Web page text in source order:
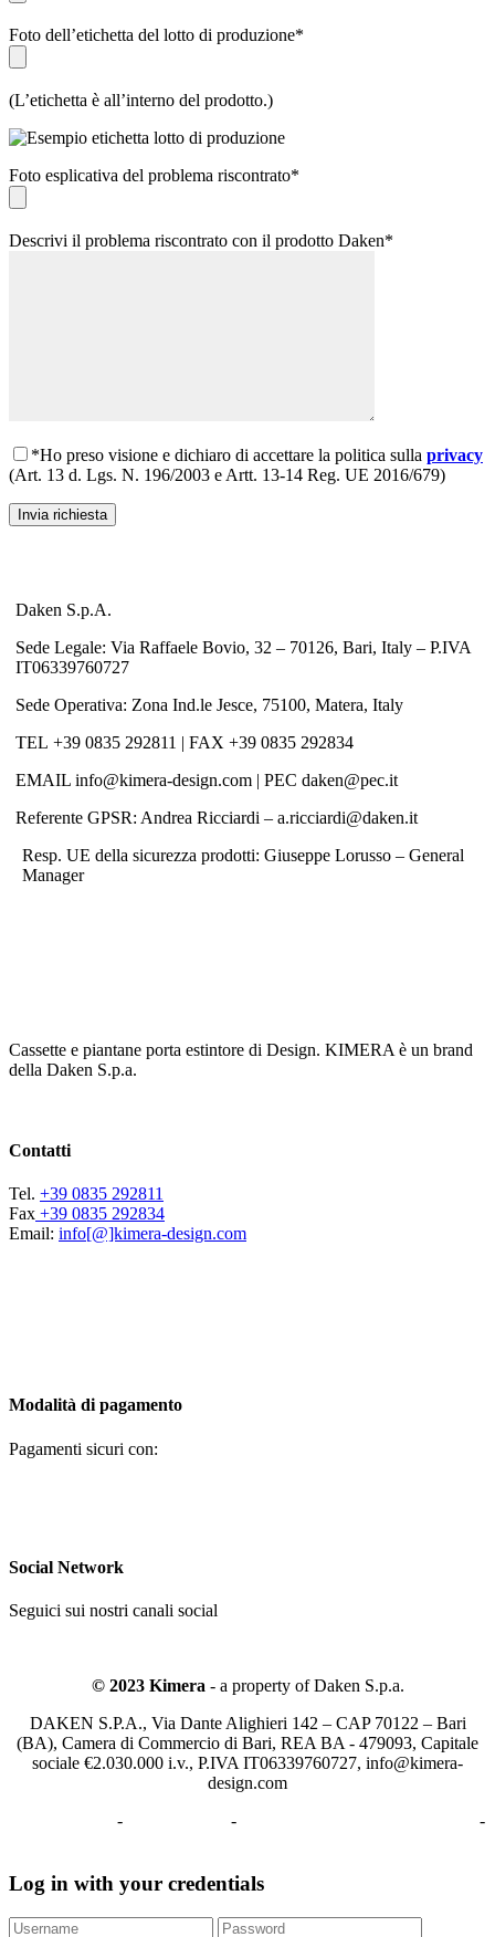
Foto dell’etichetta del lotto di produzione*
(L’etichetta è all’interno del prodotto.)
Foto esplicativa del problema riscontrato*
Descrivi il problema riscontrato con il prodotto Daken*
*Ho preso visione e dichiaro di accettare la politica sulla privacy
(Art. 13 d. Lgs. N. 196/2003 e Artt. 13-14 Reg. UE 2016/679)
Daken S.p.A.
Sede Legale: Via Raffaele Bovio, 32 – 70126, Bari, Italy – P.IVA
IT06339760727
Sede Operativa: Zona Ind.le Jesce, 75100, Matera, Italy
TEL +39 0835 292811 | FAX +39 0835 292834
EMAIL info@kimera-design.com | PEC daken@pec.it
Referente GPSR: Andrea Ricciardi – a.ricciardi@daken.it
Resp. UE della sicurezza prodotti: Giuseppe Lorusso – General
Manager
Cassette e piantane porta estintore di Design. KIMERA è un brand
della Daken S.p.a.
Contatti
Tel. +39 0835 292811
Fax +39 0835 292834
Email: info[@]kimera-design.com
Modalità di pagamento
Pagamenti sicuri con:
Social Network
Seguici sui nostri canali social
© 2023 Kimera - a property of Daken S.p.a.
DAKEN S.P.A., Via Dante Alighieri 142 – CAP 70122 – Bari
(BA), Camera di Commercio di Bari, REA BA - 479093, Capitale
sociale €2.030.000 i.v., P.IVA IT06339760727, info@kimera-
design.com
- -
-
Log in with your credentials